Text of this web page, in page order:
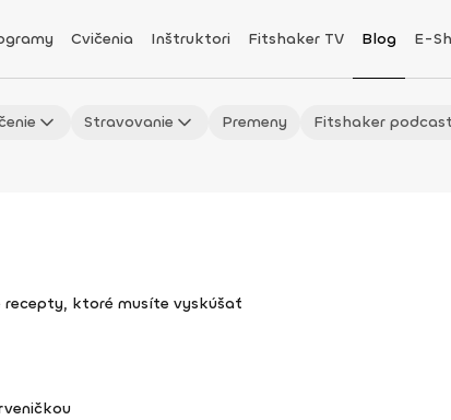
Cvičenia Inštruktori Fitshaker TV Blog E-
Stravovanie Premeny Fitshaker
ktoré musíte vyskúšať